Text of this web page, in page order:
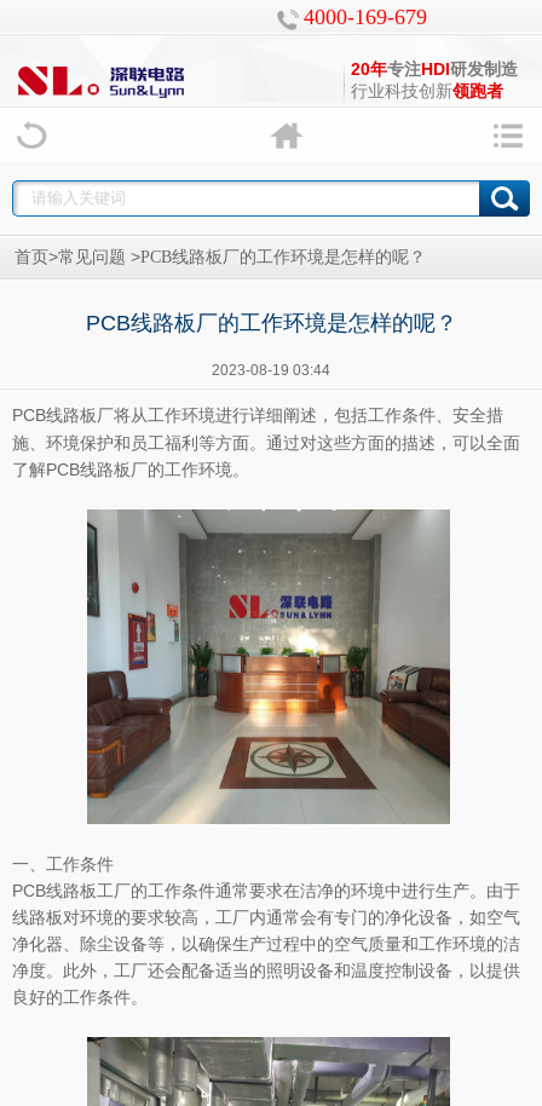
4000-169-679
20年专注HDI研发制造
行业科技创新领跑者
首页 >常见问题 >PCB线路板厂的工作环境是怎样的呢？
PCB线路板厂的工作环境是怎样的呢？
2023-08-19 03:44
PCB线路板厂将从工作环境进行详细阐述，包括工作条件、安全措
施、环境保护和员工福利等方面。通过对这些方面的描述，可以全面
了解PCB线路板厂的工作环境。
一、工作条件
PCB线路板工厂的工作条件通常要求在洁净的环境中进行生产。由于
线路板对环境的要求较高，工厂内通常会有专门的净化设备，如空气
净化器、除尘设备等，以确保生产过程中的空气质量和工作环境的洁
净度。此外，工厂还会配备适当的照明设备和温度控制设备，以提供
良好的工作条件。